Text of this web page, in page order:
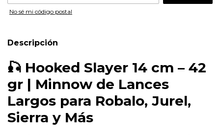
No sé mi código postal
Descripción
🎣 Hooked Slayer 14 cm – 42
gr | Minnow de Lances
Largos para Robalo, Jurel,
Sierra y Más